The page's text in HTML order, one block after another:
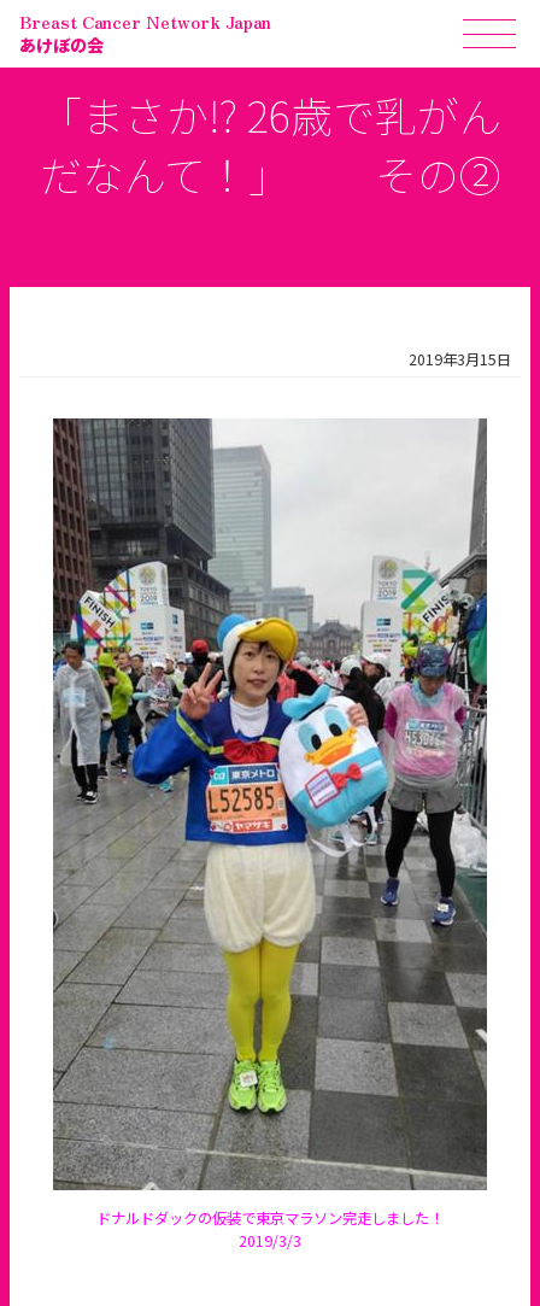
Breast Cancer Network Japan
あけぼの会
「まさか⁉︎ 26歳で乳がん
だなんて！」 その②
2019年3月15日
ドナルドダックの仮装で東京マラソン完走しました！
2019/3/3